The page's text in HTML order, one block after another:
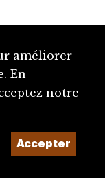
améliorer
En
notre
Accepter